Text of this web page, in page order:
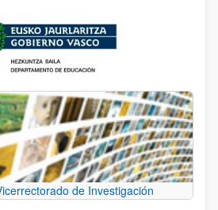
de Investigación